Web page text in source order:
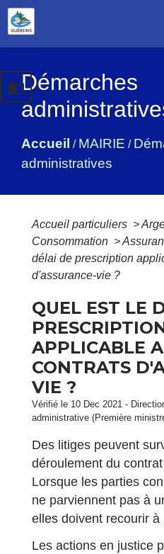
Démarches
Accueil / MAIRIE /
administratives
import_contacts
Accueil particuliers >
Consommation >
délai de prescription
d'assurance-vie ?
QUEL EST LE
APPLICABLE
CONTRATS
VIE ?
Vérifié le 10 Dec 2021 -
administrative (Première
Des litiges peuvent
déroulement du
Lorsque les parties
ne parviennent pas à
elles doivent recourir à
Les actions en justice